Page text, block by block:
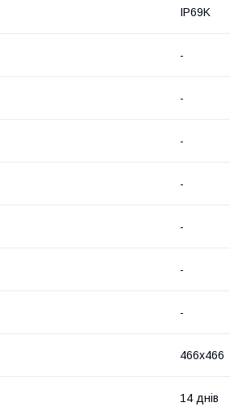
IP69K
-
-
-
-
-
-
-
466x466
14 днів